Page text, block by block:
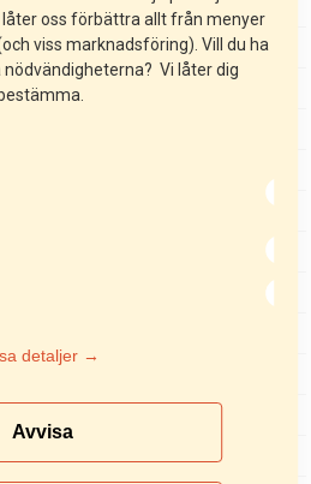
oss förbättra allt från menyer
viss marknadsföring). Vill du ha
nödvändigheterna? Vi låter dig
detaljer →
Avvisa